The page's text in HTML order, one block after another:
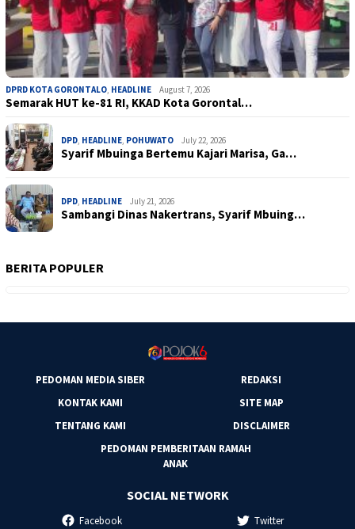
DPRD KOTA GORONTALO, HEADLINE August 7, 2026
Semarak HUT ke-81 RI, KKAD Kota Gorontal…
DPD, HEADLINE, POHUWATO July 22, 2026
Syarif Mbuinga Bertemu Kajari Marisa, Ga…
DPD, HEADLINE July 21, 2026
Sambangi Dinas Nakertrans, Syarif Mbuing…
BERITA POPULER
PEDOMAN MEDIA SIBER
REDAKSI
KONTAK KAMI
SITE MAP
TENTANG KAMI
DISCLAIMER
PEDOMAN PEMBERITAAN RAMAH
ANAK
SOCIAL NETWORK
Facebook Twitter